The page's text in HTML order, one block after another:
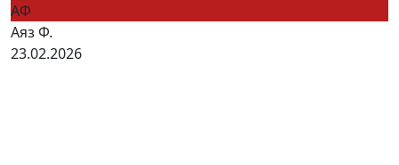
АФ
Аяз Ф.
23.02.2026